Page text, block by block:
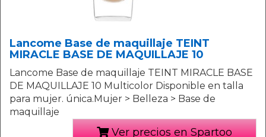
Lancome Base de maquillaje TEINT
MIRACLE BASE DE MAQUILLAJE 10
Lancome Base de maquillaje TEINT MIRACLE BASE
DE MAQUILLAJE 10 Multicolor Disponible en talla
para mujer. única.Mujer > Belleza > Base de
maquillaje
Ver precios en Spartoo